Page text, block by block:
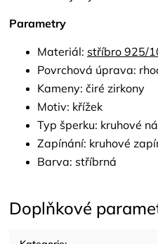
Parametry
Materiál: stříbro 925/
Povrchová úprava:
Kameny: čiré zirkony
Motiv: křížek
Typ šperku: kruhové
Zapínání: kruhové
Barva: stříbrná
Doplňkové